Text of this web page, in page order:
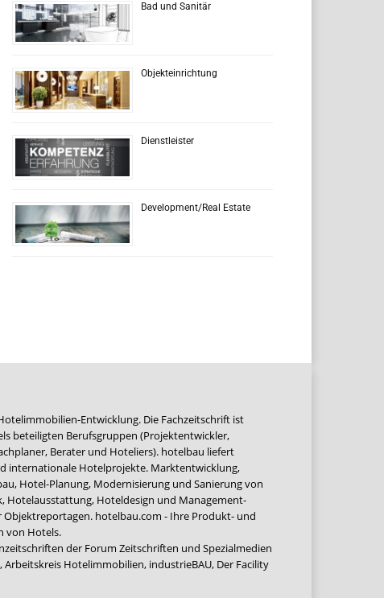
Bad und Sanitär
Objekteinrichtung
Dienstleister
Development/Real Estate
Entwicklung. Die Fachzeitschrift ist
beteiligten Berufsgruppen (Projektentwickler,
Berater und Hoteliers). hotelbau liefert
internationale Hotelprojekte. Marktentwicklung,
Hotel-Planung, Modernisierung und Sanierung von
Hotelausstattung, Hoteldesign und Management-
hotelbau.com - Ihre Produkt- und
von Hotels.
der Forum Zeitschriften und Spezialmedien
,Arbeitskreis Hotelimmobilien, industrieBAU, Der Facility